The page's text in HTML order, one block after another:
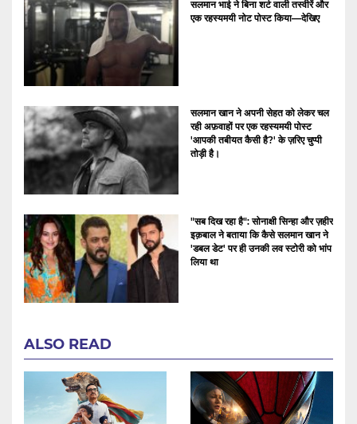
सलमान भाई ने बिना शर्ट वाली तस्वीरें और
एक रहस्यमयी नोट पोस्ट किया—देखिए
सलमान खान ने अपनी सेहत को लेकर चल
रही अफ़वाहों पर एक रहस्यमयी पोस्ट
'आपकी तबीयत कैसी है?' के ज़रिए चुप्पी
तोड़ी है।
"सब दिख रहा है": सोनाक्षी सिन्हा और ज़हीर
इक़बाल ने बताया कि कैसे सलमान खान ने
'डबल डेट' पर ही उनकी लव स्टोरी को भांप
लिया था
ALSO READ